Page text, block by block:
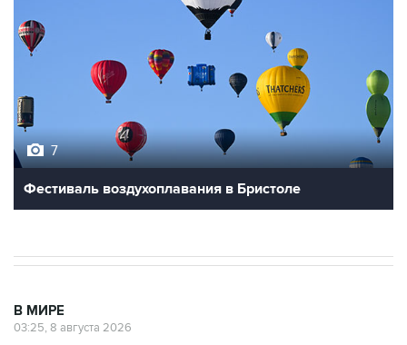
7
Фестиваль воздухоплавания в Бристоле
В МИРЕ
03:25, 8 августа 2026